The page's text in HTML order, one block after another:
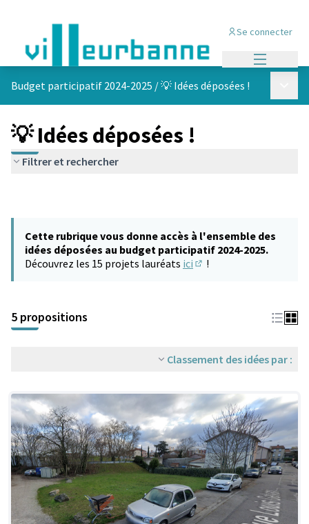
Se connecter
Budget participatif 2024-2025 /💡 Idées déposées !
💡 Idées déposées !
Filtrer et rechercher
Cette rubrique vous donne accès à l'ensemble des
idées déposées au budget participatif 2024-2025.
Découvrez les 15 projets lauréats ici !
5 propositions
Classement des idées par :